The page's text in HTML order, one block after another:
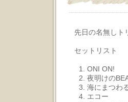
先日の名無しト
セットリスト
ONI ON!
夜明けの
海にまつわ
エコー